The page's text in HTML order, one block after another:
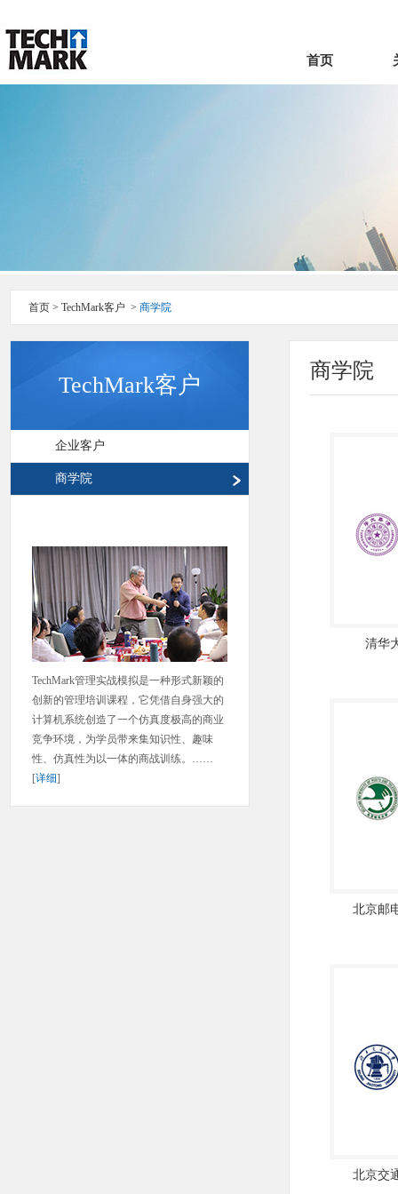
首页
首页 > TechMark客户 > 商学院
TechMark客户
企业客户
商学院
TechMark管理实战模拟是一种形式新颖的
创新的管理培训课程，它凭借自身强大的
计算机系统创造了一个仿真度极高的商业
竞争环境，为学员带来集知识性、趣味
性、仿真性为以一体的商战训练。……
[详细]
商学院
清华
北京邮
北京交